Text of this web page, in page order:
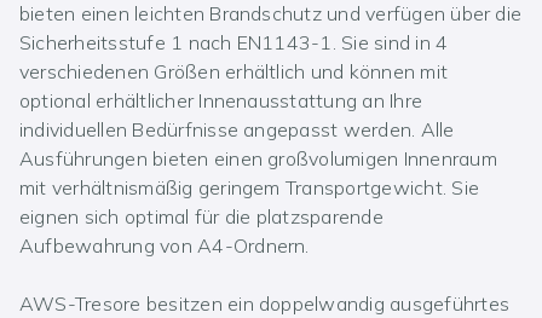
bieten einen leichten Brandschutz und verfügen über die
Sicherheitsstufe 1 nach EN1143-1. Sie sind in 4
verschiedenen Größen erhältlich und können mit
optional erhältlicher Innenausstattung an Ihre
individuellen Bedürfnisse angepasst werden. Alle
Ausführungen bieten einen großvolumigen Innenraum
mit verhältnismäßig geringem Transportgewicht. Sie
eignen sich optimal für die platzsparende
Aufbewahrung von A4-Ordnern.
AWS-Tresore besitzen ein doppelwandig ausgeführtes